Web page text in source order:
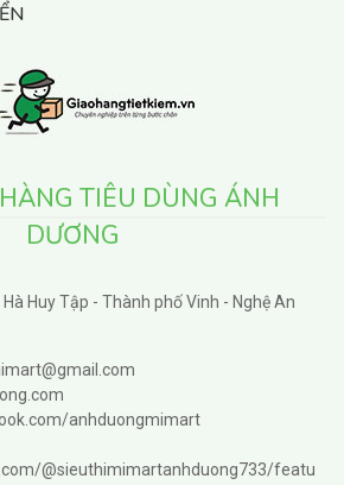
TIÊU DÙNG ÁNH
DƯƠNG
Huy Tập - Thành phố Vinh - Nghệ An
anhduongmimart
@sieuthimimartanhduong733/featu